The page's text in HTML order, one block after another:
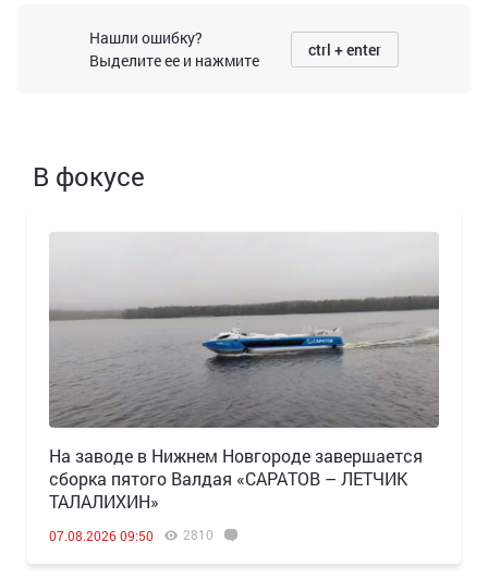
Нашли ошибку?
Выделите ее и нажмите
ctrl + enter
В фокусе
Н️а заводе в Нижнем Новгороде завершается
сборка пятого Валдая «САРАТОВ – ЛЕТЧИК
ТАЛАЛИХИН»
07.08.2026 09:50 2810